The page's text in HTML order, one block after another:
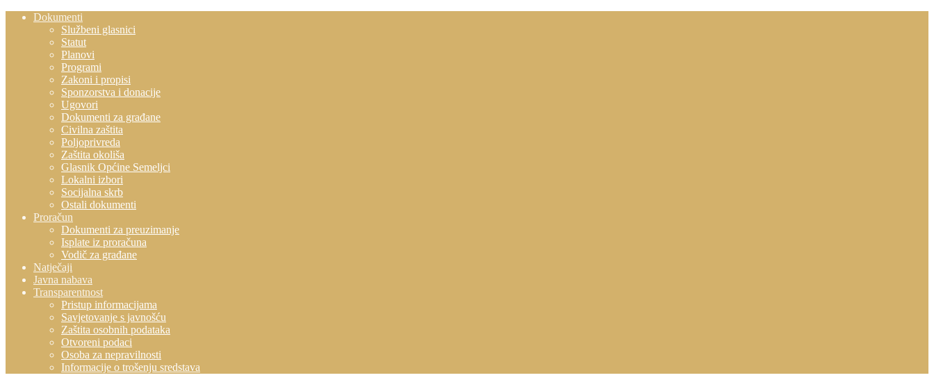
Dokumenti
Službeni glasnici
Statut
Planovi
Programi
Zakoni i propisi
Sponzorstva i donacije
Ugovori
Dokumenti za građane
Civilna zaštita
Poljoprivreda
Zaštita okoliša
Glasnik Općine Semeljci
Lokalni izbori
Socijalna skrb
Ostali dokumenti
Proračun
Dokumenti za preuzimanje
Isplate iz proračuna
Vodič za građane
Natječaji
Javna nabava
Transparentnost
Pristup informacijama
Savjetovanje s javnošću
Zaštita osobnih podataka
Otvoreni podaci
Osoba za nepravilnosti
Informacije o trošenju sredstava